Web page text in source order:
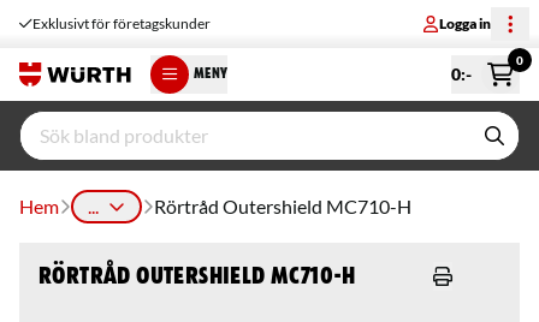
Exklusivt för företagskunder Logga in
MENY 0:-
0
Hem ... Rörtråd Outershield MC710-H
Rörtråd Outershield MC710-H